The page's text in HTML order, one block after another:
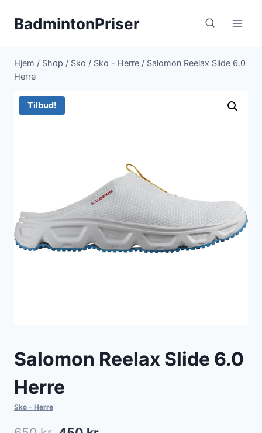
BadmintonPriser
Hjem / Shop / Sko / Sko - Herre / Salomon Reelax Slide 6.0
Herre
Tilbud!
Salomon Reelax Slide 6.0
Herre
Sko - Herre